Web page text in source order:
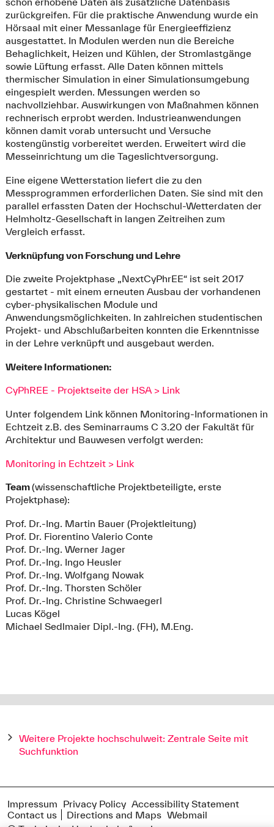
zurückgreifen. Für die praktische Anwendung wurde ein
Hörsaal mit einer Messanlage für Energieeffizienz
ausgestattet. In Modulen werden nun die Bereiche
Behaglichkeit, Heizen und Kühlen, der Stromlastgänge
sowie Lüftung erfasst. Alle Daten können mittels
thermischer Simulation in einer Simulationsumgebung
eingespielt werden. Messungen werden so
nachvollziehbar. Auswirkungen von Maßnahmen können
rechnerisch erprobt werden. Industrieanwendungen
können damit vorab untersucht und Versuche
kostengünstig vorbereitet werden. Erweitert wird die
Messeinrichtung um die Tageslichtversorgung.
Eine eigene Wetterstation liefert die zu den
Messprogrammen erforderlichen Daten. Sie sind mit den
parallel erfassten Daten der Hochschul-Wetterdaten der
Helmholtz-Gesellschaft in langen Zeitreihen zum
Vergleich erfasst.
Verknüpfung von Forschung und Lehre
Die zweite Projektphase „NextCyPhrEE“ ist seit 2017
gestartet - mit einem erneuten Ausbau der vorhandenen
cyber-physikalischen Module und
Anwendungsmöglichkeiten. In zahlreichen studentischen
Projekt- und Abschlußarbeiten konnten die Erkenntnisse
in der Lehre verknüpft und ausgebaut werden.
Weitere Informationen:
CyPhREE - Projektseite der HSA > Link
Unter folgendem Link können Monitoring-Informationen in
Echtzeit z.B. des Seminarraums C 3.20 der Fakultät für
Architektur und Bauwesen verfolgt werden:
Monitoring in Echtzeit > Link
Team(wissenschaftliche Projektbeteiligte, erste
Projektphase):
Prof. Dr.-Ing. Martin Bauer (Projektleitung)
Prof. Dr. Fiorentino Valerio Conte
Prof. Dr.-Ing. Werner Jager
Prof. Dr.-Ing. Ingo Heusler
Prof. Dr.-Ing. Wolfgang Nowak
Prof. Dr.-Ing. Thorsten Schöler
Prof. Dr.-Ing. Christine Schwaegerl
Lucas Kögel
Michael Sedlmaier Dipl.-Ing. (FH), M.Eng.
Weitere Projekte hochschulweit: Zentrale Seite mit
Suchfunktion
Impressum Privacy Policy Accessibility Statement
Contact us
Directions and Maps Webmail